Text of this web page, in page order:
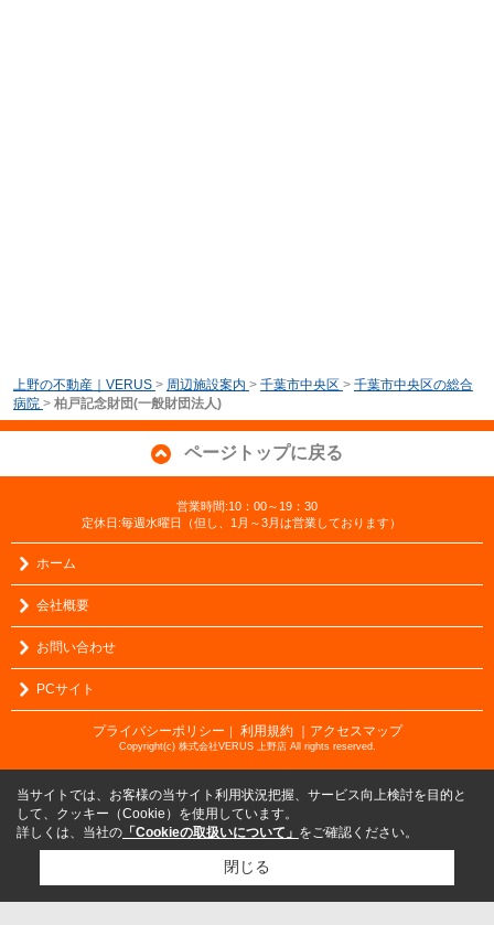
上野の不動産｜VERUS > 周辺施設案内 > 千葉市中央区 > 千葉市中央区の総合
病院 > 柏戸記念財団(一般財団法人)
ページトップに戻る
営業時間:10：00～19：30
定休日:毎週水曜日（但し、1月～3月は営業しております）
ホーム
会社概要
お問い合わせ
PCサイト
プライバシーポリシー ｜ 利用規約 ｜アクセスマップ
Copyright(c) 株式会社VERUS 上野店 All rights reserved.
当サイトでは、お客様の当サイト利用状況把握、サービス向上検討を目的と
して、クッキー（Cookie）を使用しています。
詳しくは、当社の 「Cookieの取扱いについて」 をご確認ください。
閉じる